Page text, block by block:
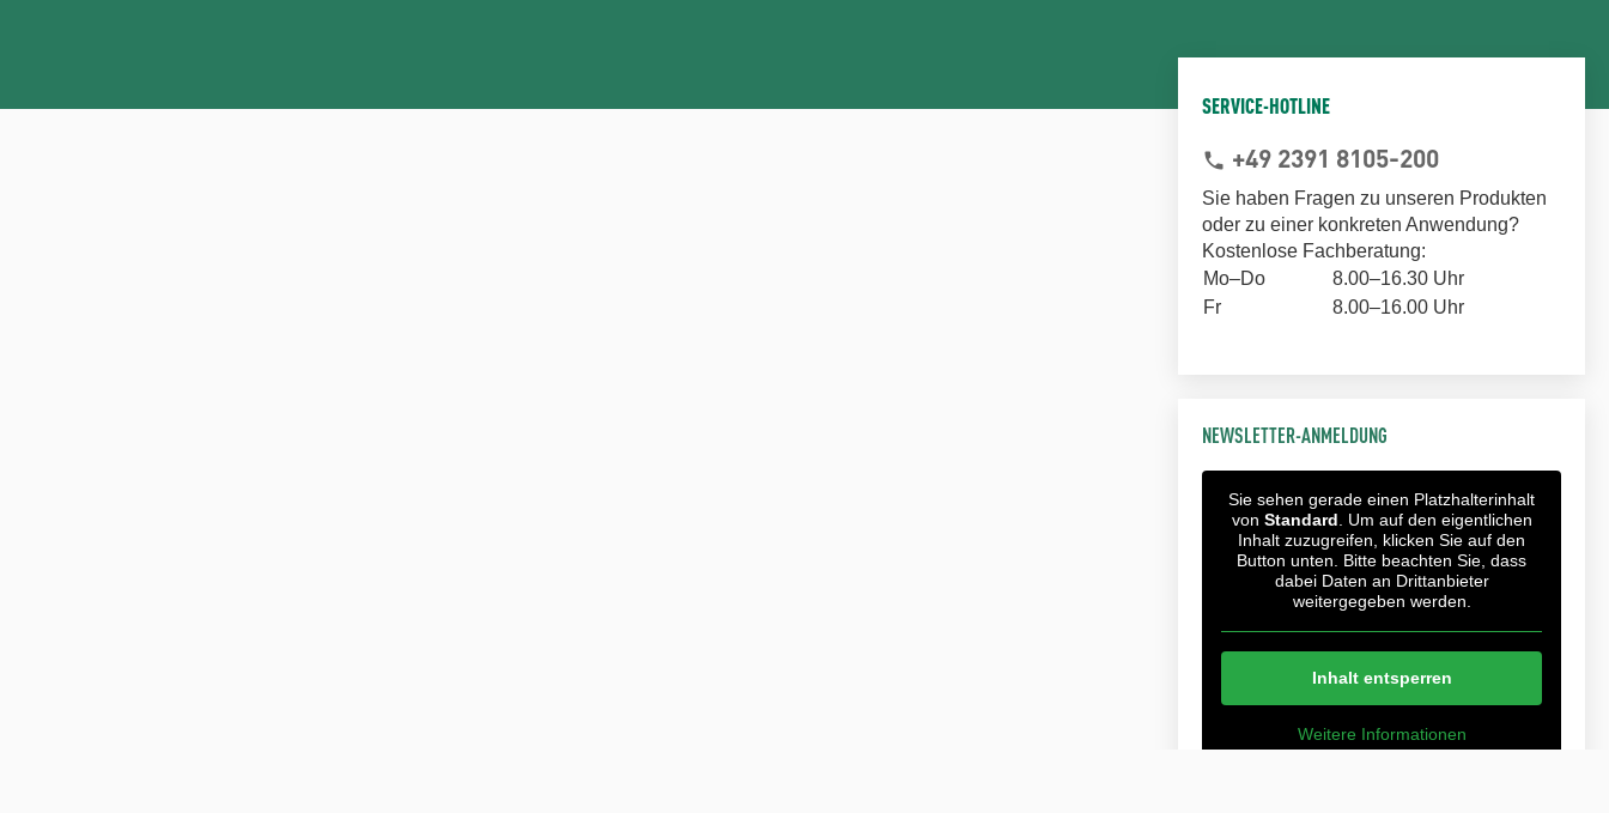
SERVICE-HOTLINE
phone +49 2391 8105-200
Sie haben Fragen zu unseren Produkten
oder zu einer konkreten Anwendung?
Kostenlose Fachberatung:
Mo–Do
8.00–16.30 Uhr
Fr
8.00–16.00 Uhr
NEWSLETTER-ANMELDUNG
Sie sehen gerade einen Platzhalterinhalt
von Standard . Um auf den eigentlichen
Inhalt zuzugreifen, klicken Sie auf den
Button unten. Bitte beachten Sie, dass
dabei Daten an Drittanbieter
weitergegeben werden.
Inhalt entsperren
Weitere Informationen